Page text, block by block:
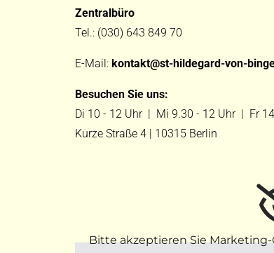
Zentralbüro
Tel.: (030) 643 849 70
E-Mail: kontakt@st-hildegard-von-
Besuchen Sie uns:
Di 10 - 12 Uhr | Mi 9.30 - 12 Uhr | Fr
Kurze Straße 4 | 10315 Berlin
Bitte akzeptieren Sie